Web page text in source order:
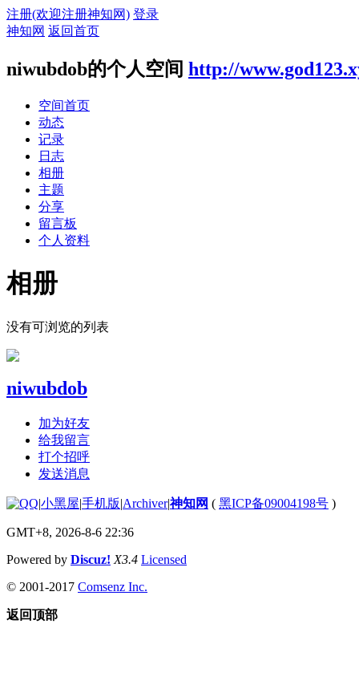
注册(欢迎注册神知网) 登录
神知网 返回首页
niwubdob的个人空间 http://
空间首页
动态
记录
日志
相册
主题
分享
留言板
个人资料
相册
没有可浏览的列表
niwubdob
加为好友
给我留言
打个招呼
发送消息
|小黑屋|手机版|Archiver|神知网 ( 黑ICP备09004198号 )
GMT+8, 2026-8-6 22:36
Powered by Discuz! X3.4 Licensed
© 2001-2017 Comsenz Inc.
返回顶部